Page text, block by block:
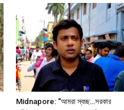
Midnapore: “আমরা স্বচ্ছ…সরকার